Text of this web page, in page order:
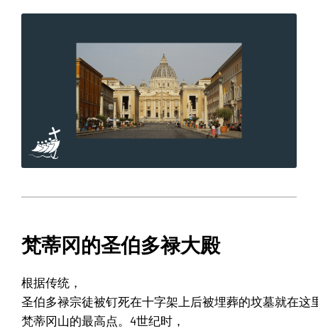
梵蒂冈的圣伯多禄大殿
根据传统，
圣伯多禄宗徒被钉死在十字架上后被埋葬的坟墓就在这
梵蒂冈山的最高点。4世纪时，